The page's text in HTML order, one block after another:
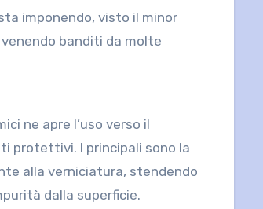
imponendo, visto il minor
banditi da molte
ne apre l’uso verso il
protettivi. I principali sono la
alla verniciatura, stendendo
dalla superficie.